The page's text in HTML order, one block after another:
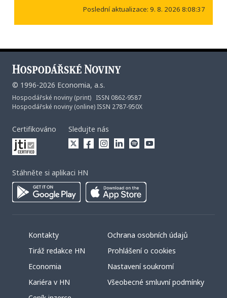
Poslední aktualizace: 9. 8. 2026 8:08:37
© 1996-2026 Economia, a.s.
Hospodářské noviny (print) ISSN 0862-9587
Hospodářské noviny (online) ISSN 2787-950X
Certifikováno Sledujte nás
Stáhněte si aplikaci HN
Kontakty
Tiráž redakce HN
Economia
Kariéra v HN
Ochrana osobních údajů
Prohlášení o cookies
Nastavení soukromí
Všeobecné smluvní podmínky